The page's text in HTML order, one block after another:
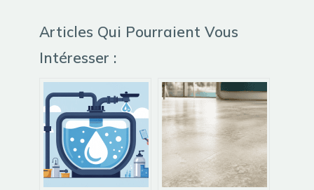
Articles Qui Pourraient Vous
Intéresser :